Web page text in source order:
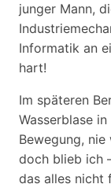
junger Mann,
Informatik an
hart!
Im späteren
Wasserblase
Bewegung,
doch blieb ich
das alles nicht